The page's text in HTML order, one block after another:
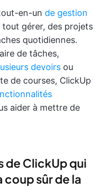
en-un de gestion
tout gérer, des projets
quotidiennes.
de tâches,
devoirs ou
de courses, ClickUp
aider à mettre de
de ClickUp qui
sûr de la